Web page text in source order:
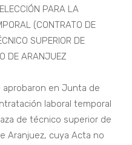
PARA LA
(CONTRATO DE
SUPERIOR DE
DE ARANJUEZ
aprobaron en Junta de
laboral temporal
de técnico superior de
Aranjuez, cuya Acta no